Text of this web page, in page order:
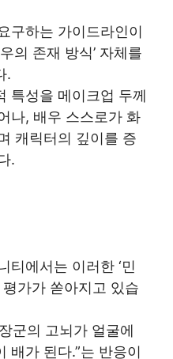
구하는 가이드라인이
의 존재 방식’ 자체를
.
특성을 메이크업 두께
나, 배우 스스로가 화
캐릭터의 깊이를 증
.
티에서는 이러한 ‘민
평가가 쏟아지고 있습
군의 고뇌가 얼굴에
배가 된다.”는 반응이